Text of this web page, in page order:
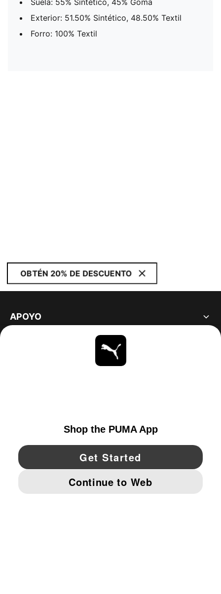
Suela: 55% Sintético, 45% Goma
Exterior: 51.50% Sintético, 48.50% Textil
Forro: 100% Textil
OBTÉN 20% DE DESCUENTO
APOYO
YouTube Twitter Pinterest
IMPRINT AND LEGAL DATA